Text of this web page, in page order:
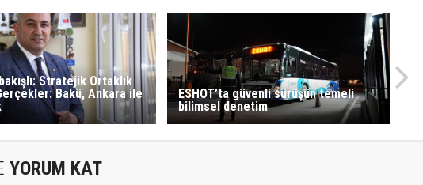
Stratejik Ortaklık
Bakü, Ankara ile
ESHOT’ta güvenli sürüşün temeli
bilimsel denetim
YORUM KAT